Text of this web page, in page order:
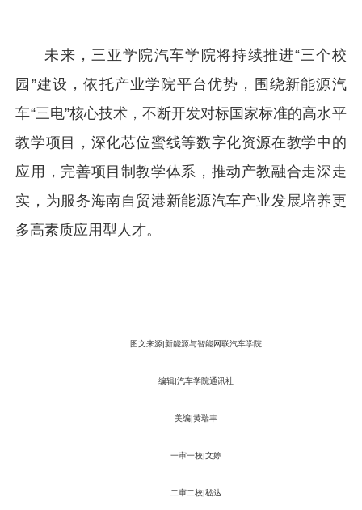
未来，三亚学院汽车学院将持续推进“三个校
园”建设，依托产业学院平台优势，围绕新能源汽
车“三电”核心技术，不断开发对标国家标准的高水平
教学项目，深化芯位蜜线等数字化资源在教学中的
应用，完善项目制教学体系，推动产教融合走深走
实，为服务海南自贸港新能源汽车产业发展培养更
多高素质应用型人才。
图文来源|新能源与智能网联汽车学院
编辑|汽车学院通讯社
美编|黄瑞丰
一审一校|文婷
二审二校|嵇达